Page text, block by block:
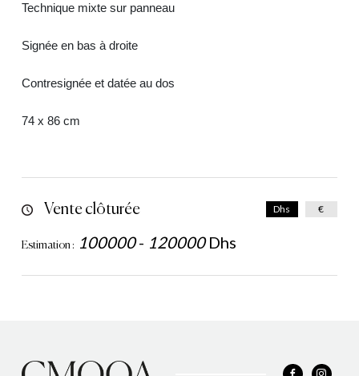
Technique mixte sur panneau
Signée en bas à droite
Contresignée et datée au dos
74 x 86 cm
Vente clôturée
Estimation : 100000- 120000 Dhs
Dhs €